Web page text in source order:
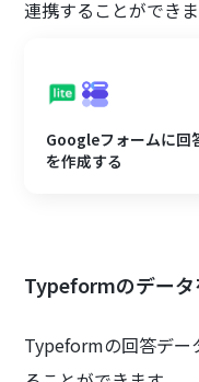
連携することができま
Googleフォームに
を作成する
Typeformのデー
Typeformの回答デ